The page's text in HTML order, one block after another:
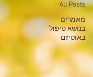
All Posts
מאמרים
בנושא טיפול
באוטיזם